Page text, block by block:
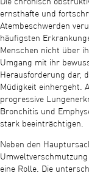
Die chronisch
ernsthafte und
Atembeschwerden
häufigsten
Menschen nicht über
Umgang mit ihr
Herausforderung dar,
Müdigkeit einhergeht.
progressive
Bronchitis und
stark beeinträchtigen.
Neben den
eine Rolle. Die